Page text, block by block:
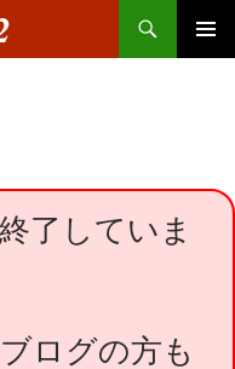
了していま
ログの方も